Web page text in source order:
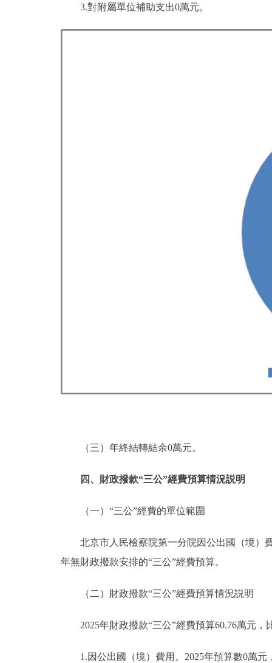
3.對附屬單位補助支出0萬元。
（三）年終結轉結余0萬元。
四、財政撥款“三公”經費預算情況説明
（一）“三公”經費的單位範圍
北京市人民檢察院第一分院因公出國（境）費
年無財政撥款安排的“三公”經費預算。
（二）財政撥款“三公”經費預算情況説明
2025年財政撥款“三公”經費預算60.76萬元，
1.因公出國（境）費用。2025年預算數0萬元